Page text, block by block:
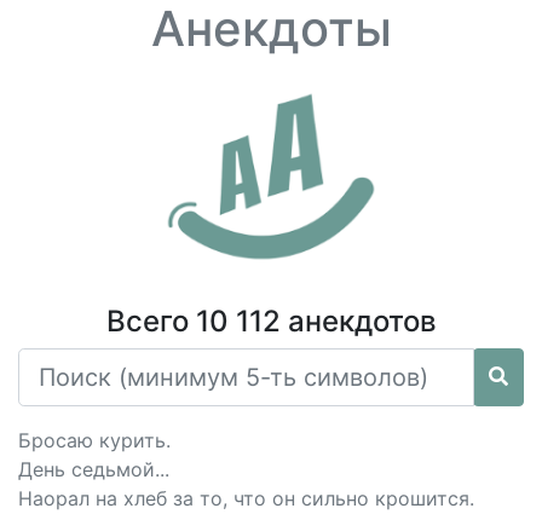
Анекдоты
Всего 10 112 анекдотов
Бросаю курить.
День седьмой...
Наорал на хлеб за то, что он сильно крошится.